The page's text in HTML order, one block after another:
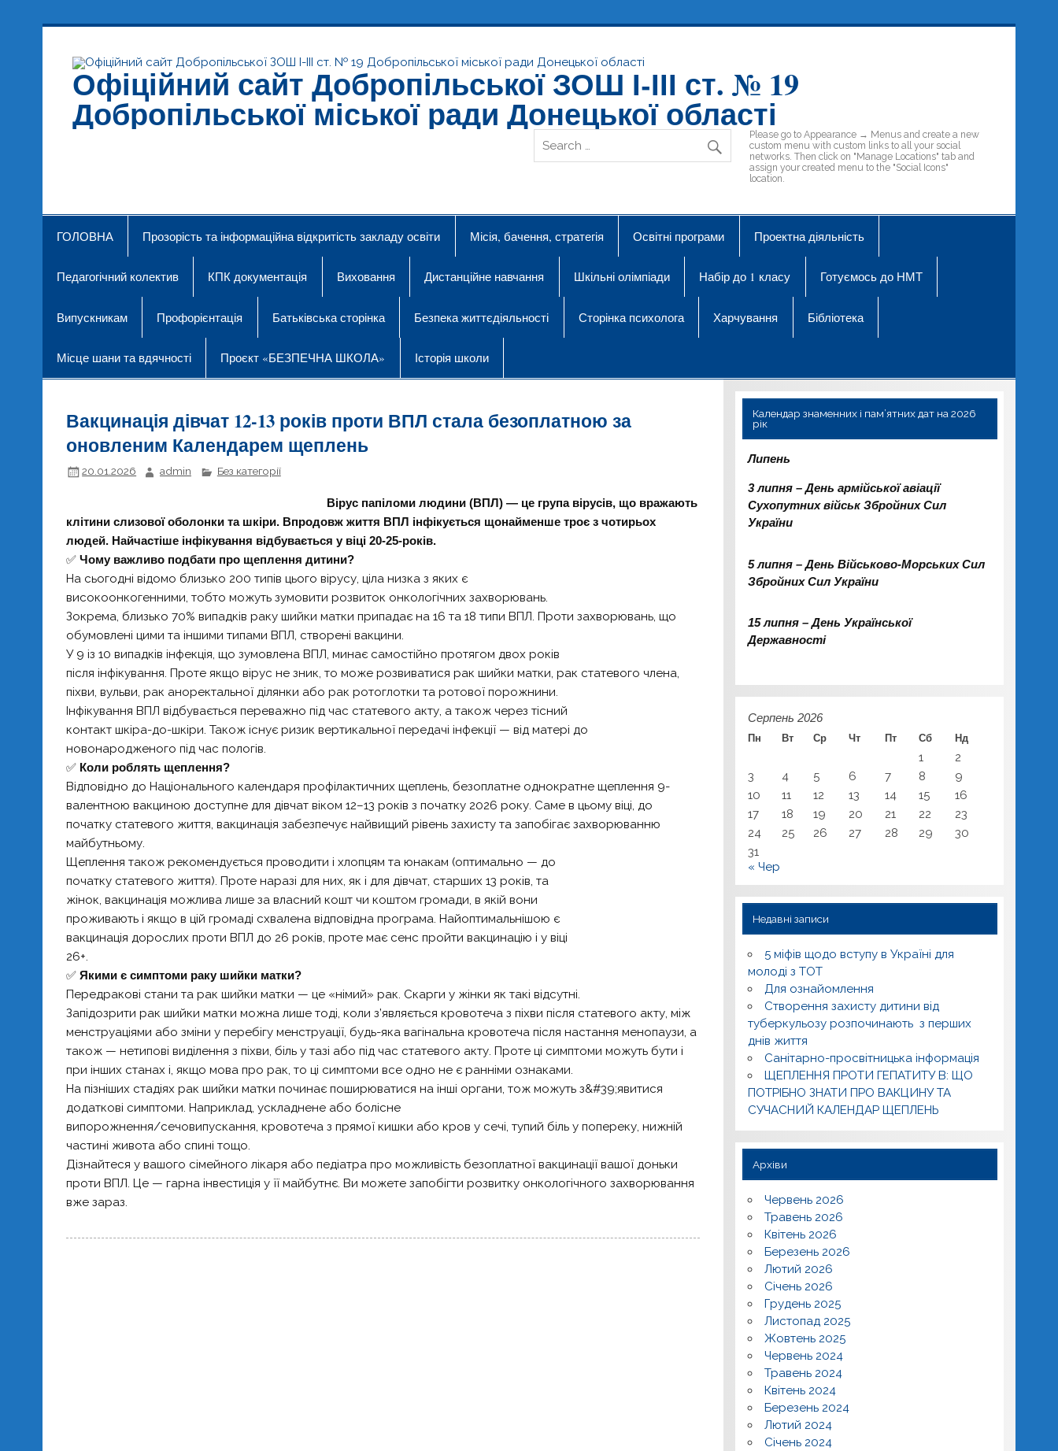
Офіційний сайт Добропільської ЗОШ І-ІІІ ст. № 19
Добропільської міської ради Донецької областіPlease go to Appearance → Menus and create a new
custom menu with custom links to all your social
networks. Then click on "Manage Locations" tab and
assign your created menu to the "Social Icons"
location.
ГОЛОВНА Прозорість та інформаційна відкритість закладу освіти Місія, бачення, стратегія Освітні програми Проектна діяльність
Педагогічний колектив КПК документація Виховання Дистанційне навчання Шкільні олімпіади Набір до 1 класу Готуємось до НМТ
Випускникам Профорієнтація Батьківська сторінка Безпека життєдіяльності Сторінка психолога Харчування Бібліотека
Місце шани та вдячності Проєкт «БЕЗПЕЧНА ШКОЛА» Історія школи
Вакцинація дівчат 12-13 років проти ВПЛ стала безоплатною за
оновленим Календарем щеплень
20.01.2026 admin Без категорії
Вірус папіломи людини (ВПЛ) — це група вірусів, що вражають
клітини слизовоїоболонки та шкіри. Впродовж життя ВПЛ інфікується щонайменше троє з чотирьох
людей. Найчастіше інфікування відбувається у віці 20-25-років.
✅ Чому важливо подбати про щеплення дитини?
На сьогодні відомо близько 200 типів цього вірусу, ціла низка з яких є
високоонкогенними, тобто можуть зумовити розвиток онкологічних захворювань.
Зокрема, близько 70% випадків раку шийки матки припадає на 16 та 18 типи ВПЛ. Проти захворювань, що
обумовлені цими та іншими типами ВПЛ, створені вакцини.
У 9 із 10 випадків інфекція, що зумовлена ВПЛ, минає самостійно протягом двох років
після інфікування. Проте якщо вірус не зник, то може розвиватися рак шийки матки, рак статевого члена,
піхви, вульви, рак аноректальної ділянки або рак ротоглотки та ротової порожнини.
Інфікування ВПЛ відбувається переважно під час статевого акту, а також через тісний
контакт шкіра-до-шкіри. Також існує ризик вертикальної передачі інфекції — від матері до
новонародженого під час пологів.
✅ Коли роблять щеплення?
Відповідно до Національного календаря профілактичних щеплень, безоплатне однократне щеплення 9-
валентною вакциною доступне для дівчат віком 12–13 років з початку 2026 року. Саме в цьому віці, до
початку статевого життя, вакцинація забезпечує найвищий рівень захисту та запобігає захворюванню
майбутньому.
Щеплення також рекомендується проводити і хлопцям та юнакам (оптимально — до
початку статевого життя). Проте наразі для них, як і для дівчат, старших 13 років, та
жінок, вакцинація можлива лише за власний кошт чи коштом громади, в якій вони
проживають і якщо в цій громаді схвалена відповідна програма. Найоптимальнішою є
вакцинація дорослих проти ВПЛ до 26 років, проте має сенс пройти вакцинацію і у віці
26+.
✅ Якими є симптоми раку шийки матки?
Передракові стани та рак шийки матки — це «німий» рак. Скарги у жінки як такі відсутні.
Запідозрити рак шийки матки можна лише тоді, коли з’являється кровотеча з піхви після статевого акту, між
менструаціями або зміни у перебігу менструації, будь-яка вагінальна кровотеча після настання менопаузи, а
також — нетипові виділення з піхви, біль у тазі або під час статевого акту. Проте ці симптоми можуть бути і
при інших станах і, якщо мова про рак, то ці симптоми все одно не є ранніми ознаками.
На пізніших стадіях рак шийки матки починає поширюватися на інші органи, тож можуть з&#39;явитися
додаткові симптоми. Наприклад, ускладнене або болісне
випорожнення/сечовипускання, кровотеча з прямої кишки або кров у сечі, тупий біль у попереку, нижній
частині живота або спині тощо.
Дізнайтеся у вашого сімейного лікаря або педіатра про можливість безоплатної вакцинації вашої доньки
проти ВПЛ. Це — гарна інвестиція у її майбутнє. Ви можете запобігти розвитку онкологічного захворювання
вже зараз.
Календар знаменних і пам’ятних дат на 2026
рік
Липень
3 липня – День армійської авіації
Сухопутних військ Збройних Сил
України
5 липня – День Військово-Морських Сил
Збройних Сил України
15 липня – День Української
Державності
Серпень 2026
Пн Вт Ср Чт Пт Сб Нд
1
2
3
4 5 6 7 8
9
10
11 12 13 14 15
16
17
18 19 20 21 22
23
24
25 26 27 28 29
30
31
« Чер
Недавні записи
5 міфів щодо вступу в Україні для
молоді з ТОТ
Для ознайомлення
Створення захисту дитини від
туберкульозу розпочинають з перших
днів життя
Санітарно-просвітницька інформація
ЩЕПЛЕННЯ ПРОТИ ГЕПАТИТУ В: ЩО
ПОТРІБНО ЗНАТИ ПРО ВАКЦИНУ ТА
СУЧАСНИЙ КАЛЕНДАР ЩЕПЛЕНЬ
Архіви
Червень 2026
Травень 2026
Квітень 2026
Березень 2026
Лютий 2026
Січень 2026
Грудень 2025
Листопад 2025
Жовтень 2025
Червень 2024
Травень 2024
Квітень 2024
Березень 2024
Лютий 2024
Січень 2024